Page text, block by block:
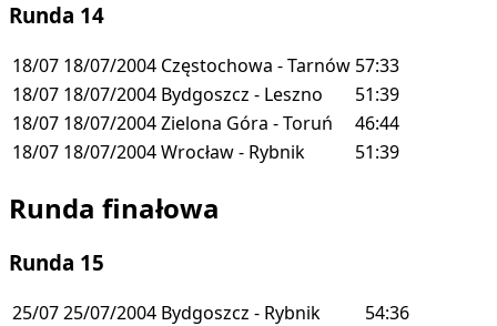
Runda 14
18/07 18/07/2004 Częstochowa - Tarnów 57:33
18/07 18/07/2004 Bydgoszcz - Leszno
51:39
18/07 18/07/2004Zielona Góra - Toruń
46:44
18/07 18/07/2004Wrocław - Rybnik 51:39
Runda finałowa
Runda 15
25/0725/07/2004 Bydgoszcz - Rybnik
54:36